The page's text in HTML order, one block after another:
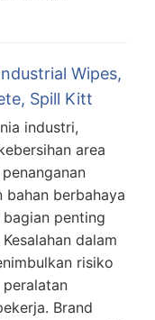
Wipes,
Spill Kitt
industri,
area
bahan berbahaya
penting
dalam
risiko
Brand